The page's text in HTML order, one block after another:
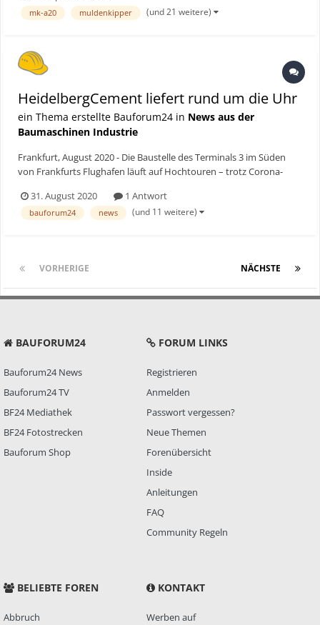
Muldenkipper MK-42 Arbeiten am Alt...
mk-a20 muldenkipper (und 21 weitere)
HeidelbergCement liefert rund um die Uhr
ein Thema erstellte Bauforum24 in News aus der
Baumaschinen Industrie
Frankfurt, August 2020 - Die Baustelle des Terminals 3 im Süden
von Frankfurts Flughafen läuft auf Hochtouren – trotz Corona-
Rohstoffqualität und eine intakte Lieferkette immens wichtig.
Dafür hat HeidelbergCement gesorgt. Mit dem Bau vo...
31. August 2020 1 Antwort
bauforum24 news (und 11 weitere)
VORHERIGE NÄCHSTE
BAUFORUM24
Bauforum24 News
Bauforum24 TV
BF24 Mediathek
BF24 Fotostrecken
Bauforum Shop
FORUM LINKS
Registrieren
Anmelden
Passwort vergessen?
Neue Themen
Forenübersicht
Inside
Anleitungen
FAQ
Community Regeln
BELIEBTE FOREN
Abbruch
KONTAKT
Werben auf